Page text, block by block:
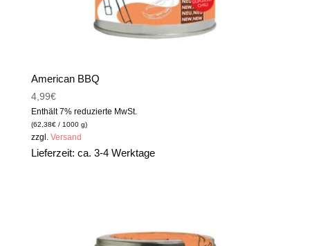
American BBQ
4,99€
Enthält 7% reduzierte MwSt.
(62,38€/ 1000 g)
zzgl. Versand
Lieferzeit: ca. 3-4 Werktage